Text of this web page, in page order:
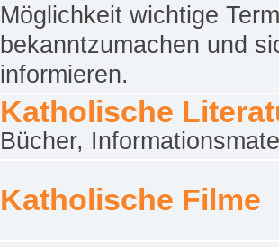
Möglichkeit wichtige
bekanntzumachen und
informieren.
Katholische
Bücher,
Katholische Filme